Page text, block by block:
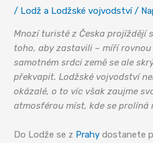
/ Lodž a Lodžské vojvodství/
Mnozí turisté z Česka projíždějí
toho, aby zastavili – míří
samotném srdci země se ale
překvapit. Lodžské vojvodství
okázalé, o to víc však zaujme
atmosférou míst, kde se
Do Lodže se z Prahy dostanete